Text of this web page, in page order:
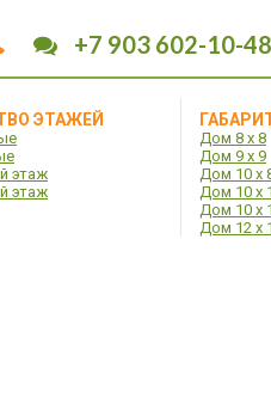
+7 903 602-10-48
ЭТАЖЕЙ
этаж
этаж
Дом 8 х 8
Дом 9 х 9
Дом 10 х
Дом 10 х
Дом 10 х
Дом 12 х